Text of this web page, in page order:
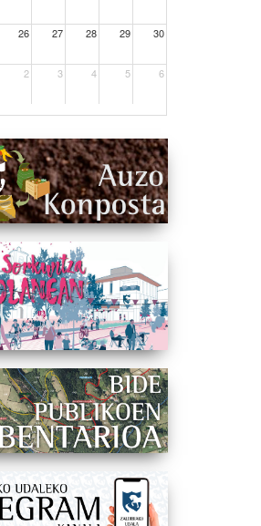
26 27 28 29 30
2 3 4 5 6